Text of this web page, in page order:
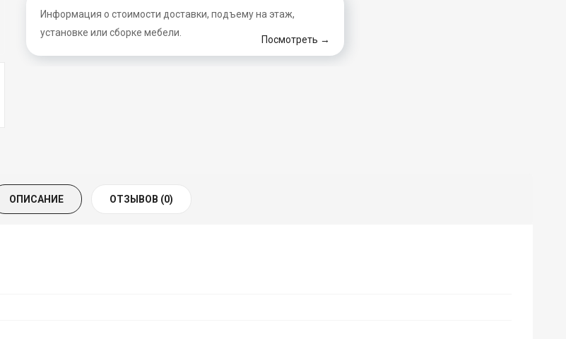
Информация о стоимости доставки, подъему на этаж,
установке или сборке мебели.
Посмотреть →
ОПИСАНИЕ ОТЗЫВОВ (0)